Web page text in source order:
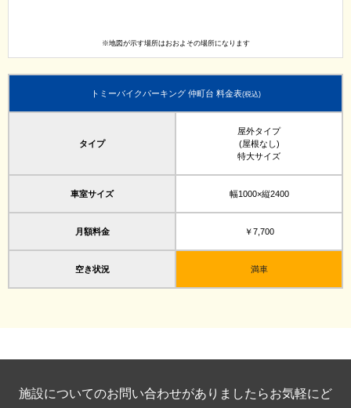
※地図が示す場所はおおよその場所になります
トミーバイクパーキング 仲町台 料金表(税込)
タイプ
屋外タイプ
(屋根なし)
特大サイズ
車室サイズ 幅1000×縦2400
月額料金 ￥7,700
空き状況 満車
施設についてのお問い合わせがありましたらお気軽にど